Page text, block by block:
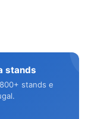
stands
stands e